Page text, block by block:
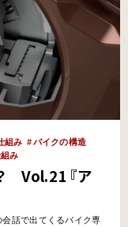
組み
バイクの構造
み
Vol.21 『ア
話で出てくるバイク専